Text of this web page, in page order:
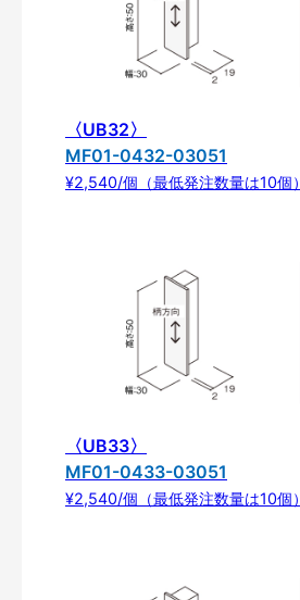
〈UB32〉
MF01-0432-03051
¥2,540/個（最低発注数量は10個）
〈UB33〉
MF01-0433-03051
¥2,540/個（最低発注数量は10個）